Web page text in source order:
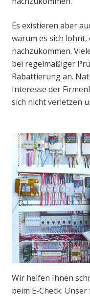
Es existieren aber
warum es sich
nachzukommen.
bei regelmäßiger
Rabattierung an.
Interesse der
sich nicht verletzen
Wir helfen Ihnen
beim E-Check.